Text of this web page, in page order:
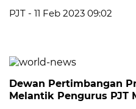
PJT - 11 Feb 2023 09:02
Dewan Pertimbangan
Melantik Pengurus PJT